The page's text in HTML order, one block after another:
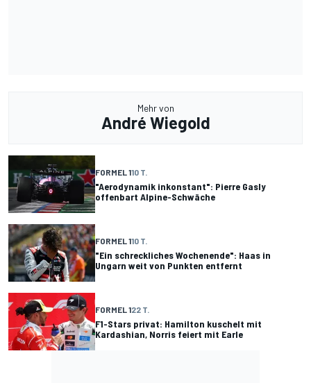
Mehr von
André Wiegold
FORMEL 110 T.
"Aerodynamik inkonstant": Pierre Gasly
offenbart Alpine-Schwäche
FORMEL 110 T.
"Ein schreckliches Wochenende": Haas in
Ungarn weit von Punkten entfernt
FORMEL 122 T.
F1-Stars privat: Hamilton kuschelt mit
Kardashian, Norris feiert mit Earle